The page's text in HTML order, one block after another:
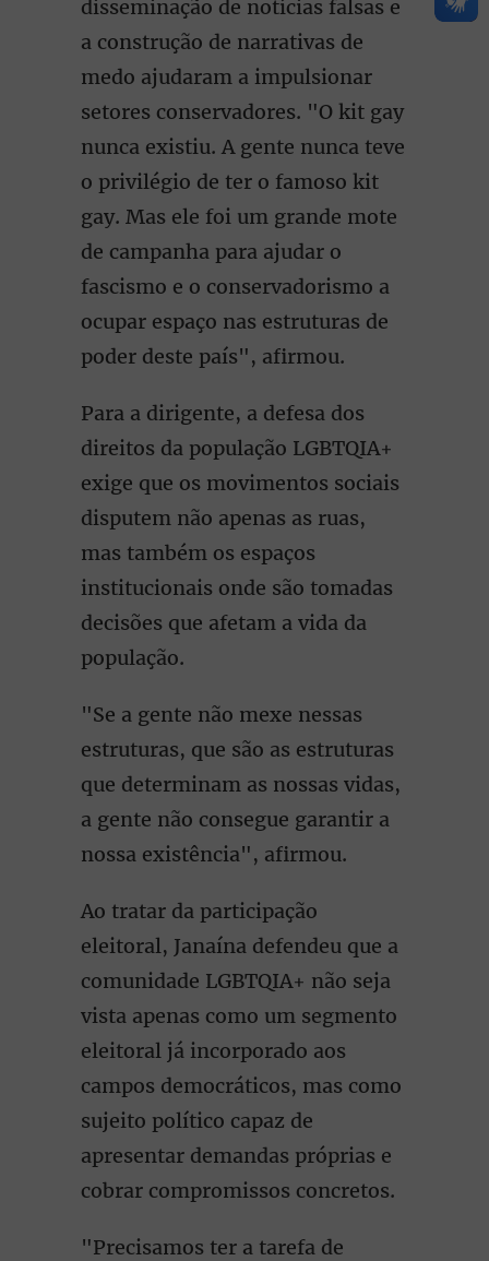
disseminação de notícias falsas e
a construção de narrativas de
medo ajudaram a impulsionar
setores conservadores. "O kit gay
nunca existiu. A gente nunca teve
o privilégio de ter o famoso kit
gay. Mas ele foi um grande mote
de campanha para ajudar o
fascismo e o conservadorismo a
ocupar espaço nas estruturas de
poder deste país", afirmou.
Para a dirigente, a defesa dos
direitos da população LGBTQIA+
exige que os movimentos sociais
disputem não apenas as ruas,
mas também os espaços
institucionais onde são tomadas
decisões que afetam a vida da
população.
"Se a gente não mexe nessas
estruturas, que são as estruturas
que determinam as nossas vidas,
a gente não consegue garantir a
nossa existência", afirmou.
Ao tratar da participação
eleitoral, Janaína defendeu que a
comunidade LGBTQIA+ não seja
vista apenas como um segmento
eleitoral já incorporado aos
campos democráticos, mas como
sujeito político capaz de
apresentar demandas próprias e
cobrar compromissos concretos.
"Precisamos ter a tarefa de